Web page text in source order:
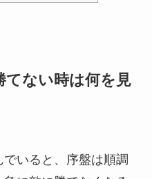
ない時は何を見
でいると、序盤は順調